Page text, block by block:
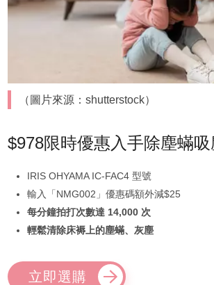
（圖片來源：shutterstock）
$978限時優惠入手除塵蟎吸
IRIS OHYAMA IC-FAC4 型號
輸入「NMG002」優惠碼額外減$25
每分鐘拍打次數達 14,000 次
輕鬆清除床褥上的塵蟎、灰塵
立即選購